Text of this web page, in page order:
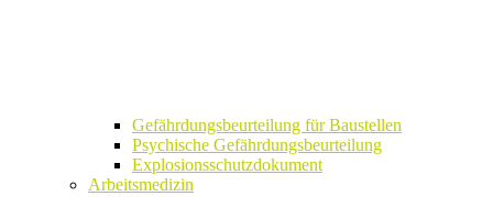
Gefährdungsbeurteilung für Baustellen
Psychische Gefährdungsbeurteilung
Explosionsschutzdokument
Arbeitsmedizin